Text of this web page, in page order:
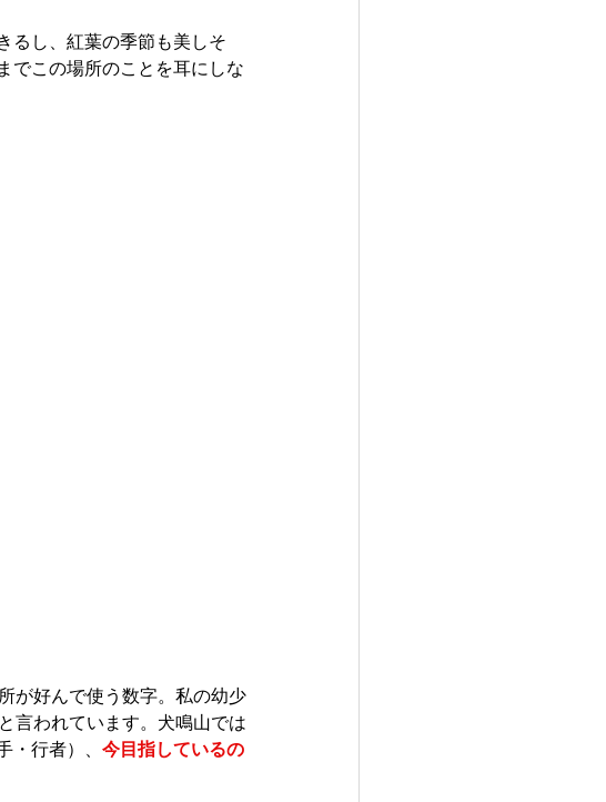
るし、紅葉の季節も美しそ
でこの場所のことを耳にしな
が好んで使う数字。私の幼少
言われています。犬鳴山では
行者）、 今目指しているの